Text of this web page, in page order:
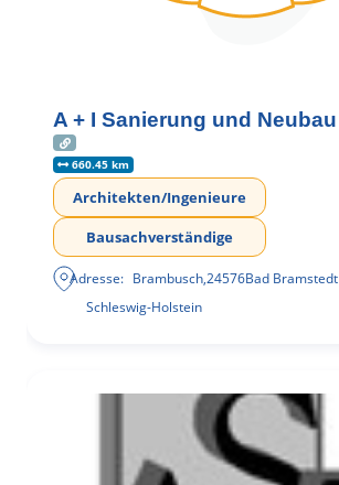
A + I Sanierung und Neubau
660.45 km
Architekten/Ingenieure
Bausachverständige
Adresse: Brambusch,24576Bad Bramstedt
Schleswig-Holstein